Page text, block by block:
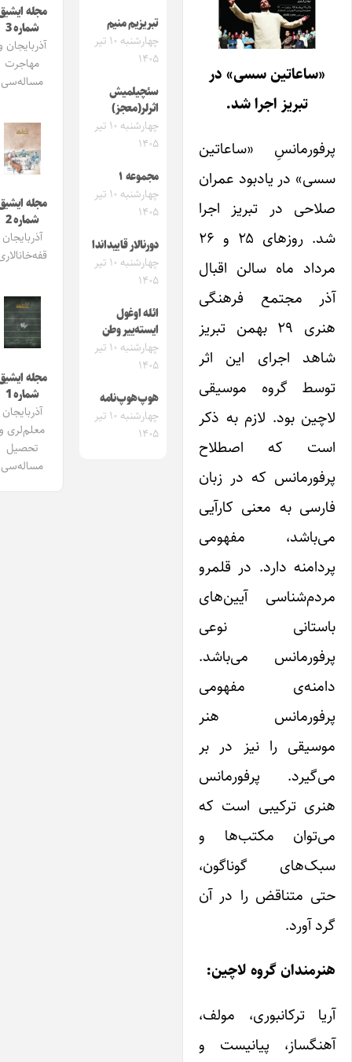
«ساعاتین سسی» در
تبریز اجرا شد.
«ساعاتین
در یادبود عمران
در تبریز اجرا
شد. روزهای ۲۵ و ۲۶
ماه سالن اقبال
مجتمع فرهنگی
هنری ۲۹ بهمن تبریز
اجرای این اثر
گروه موسیقی
بود. لازم به ذکر
که اصطلاح
که در زبان
به معنی کارآیی
مفهومی
دارد. در قلمرو
آیین‌های
نوعی
می‌باشد.
مفهومی
هنر
را نیز در بر
پرفورمانس
ترکیبی است که
مکتب‌ها و
گوناگون،
متناقض را در آن
آورد.
گروه لاچین:
ترکانبوری، مولف،
پیانیست و
تبریزیم منیم
چهارشنبه ۱۰ تیر
۱۴۰۵
سئچیلمیش
اثرلر(معجز)
چهارشنبه ۱۰ تیر
۱۴۰۵
مجموعه ۱
چهارشنبه ۱۰ تیر
۱۴۰۵
دورنالار قاییداندا
چهارشنبه ۱۰ تیر
۱۴۰۵
ائله اوغول
ایسته‌ییر وطن
چهارشنبه ۱۰ تیر
۱۴۰۵
هوپ‌هوپ‌نامه
چهارشنبه ۱۰ تیر
۱۴۰۵
مجله ایشیق
شماره 3
آذربایجان و
مهاجرت
مساله‌سی
مجله ایشیق
شماره 2
آذربایجان
قفه‌خانالاری
مجله ایشیق
شماره 1
آذربایجان
معلم‌لری و
تحصیل
مساله‌سی